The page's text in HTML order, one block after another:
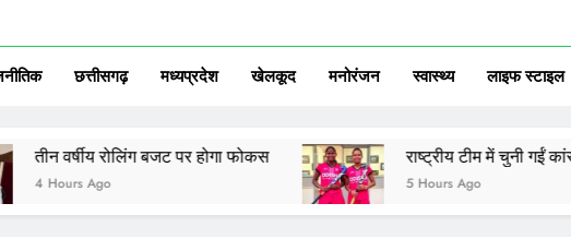
सेमीफाइनल में झारखंड को
छत्तीसगढ़ मध्‍यप्रदेश खेलकूद मनोरंजन स्‍वास्‍थ्‍य लाइफ स्टाइल
रोलिंग बजट पर होगा फोकस
Ago
राष्ट्रीय टीम में चुनी गईं कांसाबेल की
5 Hours Ago